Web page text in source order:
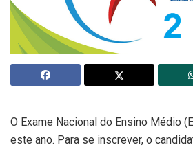
O Exame Nacional do Ensino Médio
este ano. Para se inscrever, o